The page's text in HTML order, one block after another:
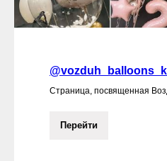
Страница, посвященная
Перейти